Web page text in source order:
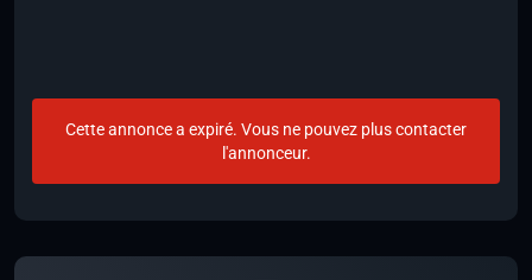
Cette annonce a expiré. Vous ne pouvez plus contacter
l'annonceur.